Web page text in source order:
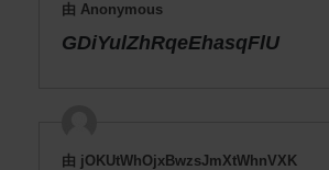
由 Anonymous
GDiYulZhRqeEhasqFlU
由 jOKUtWhOjxBwzsJmXtWhnVXK